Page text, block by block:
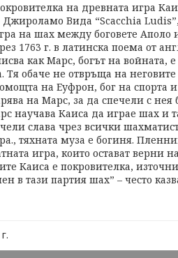
на древната игра
Вида “Scacchia
на шах между боговете
1763 г. в латинска поема от
как Марс, богът на войната, е
обаче не отвръща на
на Еуфрон, бог на спорта
на Марс, за да спечели с нея
научава Каиса да играе шах и
слава чрез всички
тяхната муза е богиня.
игра, които остават верни
Каиса е покровителка,
в тази партия шах” – често